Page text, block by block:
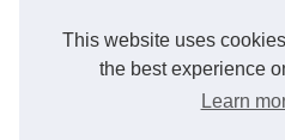
This website uses
the best experience
Learn
Trouvez votre Calendrier de...